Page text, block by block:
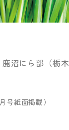
沼にら部（栃木
号紙面掲載）